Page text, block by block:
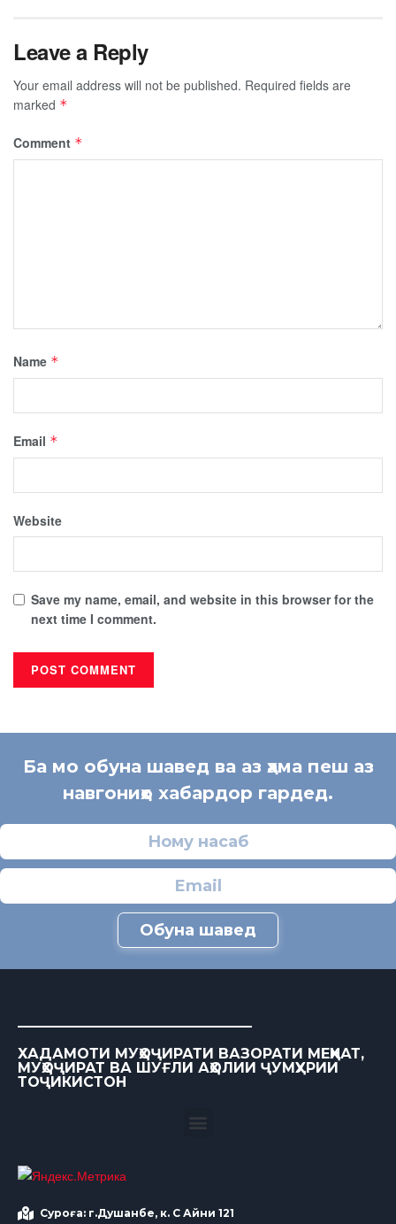
Leave a Reply
Your email address will not be published. Required fields are
marked *
Comment *
Name *
Email *
Website
Save my name, email, and website in this browser for the
next time I comment.
Ба мо обуна шавед ва аз ҳама пеш аз
навгониҳо хабардор гардед.
Обуна шавед
ХАДАМОТИ МУҲОҶИРАТИ ВАЗОРАТИ МЕҲНАТ,
МУҲОҶИРАТ ВА ШУҒЛИ АҲОЛИИ ҶУМҲУРИИ
ТОҶИКИСТОН
Суроға: г.Душанбе, к. С Айни 121